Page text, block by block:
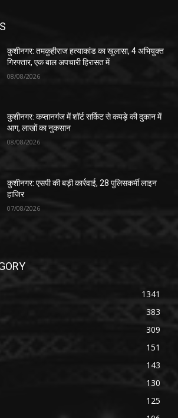
कुशीनगर: तमकुहीराज हत्याकांड का खुलासा, 4 अभियुक्त
गिरफ्तार, एक बाल अपचारी हिरासत में
08/08/2026
कुशीनगर: कप्तानगंज में शॉर्ट सर्किट से कपड़े की दुकान में
आग, लाखों का नुकसान
08/08/2026
कुशीनगर: एसपी की बड़ी कार्रवाई, 28 पुलिसकर्मी लाइन
हाजिर
07/08/2026
1341
383
309
151
143
130
125